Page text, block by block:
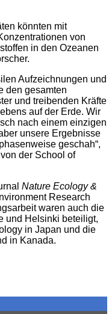
könnten mit
von
in den Ozeanen
Aufzeichnungen und
den gesamten
und treibenden Kräfte
auf der Erde. Wir
nach einem einzigen
unsere Ergebnisse
geschah“,
der School of
Nature Ecology &
Research
waren auch die
und Helsinki beteiligt,
in Japan und die
in Kanada.